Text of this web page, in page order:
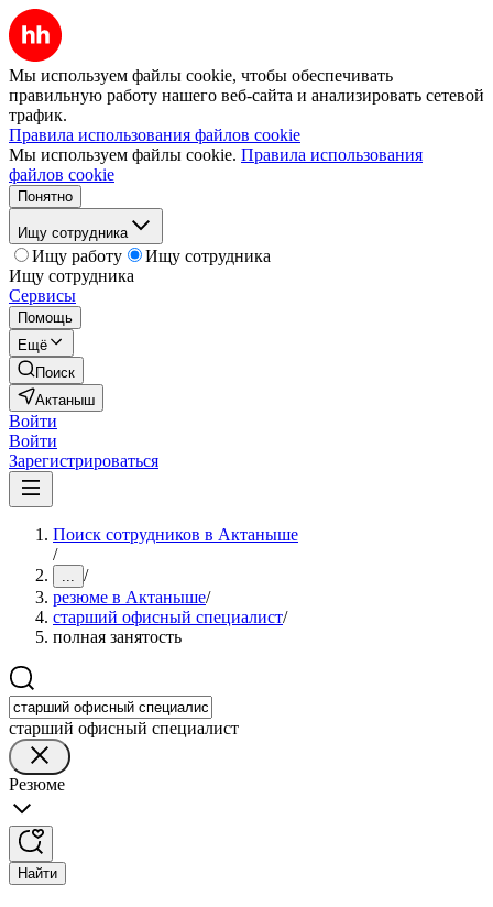
Мы используем файлы cookie, чтобы обеспечивать
правильную работу нашего веб-сайта и анализировать сетевой
трафик.
Правила использования файлов cookie
Мы используем файлы cookie. Правила использования
файлов cookie
Понятно
Ищу сотрудника
Ищу работу
Ищу сотрудника
Ищу сотрудника
Сервисы
Помощь
Ещё
Поиск
Актаныш
Войти
Войти
Зарегистрироваться
Поиск сотрудников в Актаныше
/
... /
резюме в Актаныше/
старший офисный специалист/
полная занятость
старший офисный специалист
Резюме
Найти